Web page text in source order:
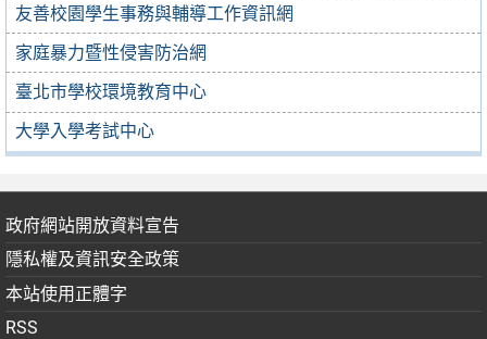
友善校園學生事務與輔導工作資訊網
家庭暴力暨性侵害防治網
臺北市學校環境教育中心
大學入學考試中心
政府網站開放資料宣告
隱私權及資訊安全政策
本站使用正體字
RSS